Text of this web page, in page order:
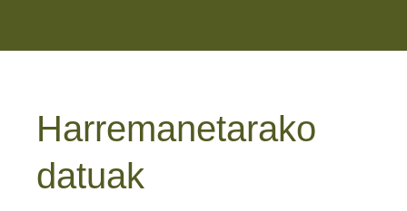
Harremanetarako
datuak